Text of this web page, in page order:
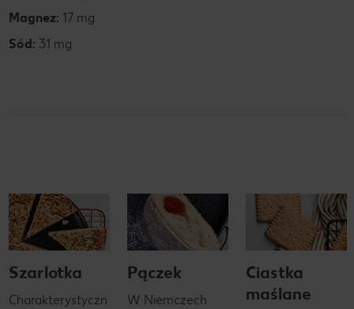
Magnez: 17 mg
Sód: 31 mg
Szarlotka
Charakterystyczn
Pączek
W Niemczech
Ciastka
maślane